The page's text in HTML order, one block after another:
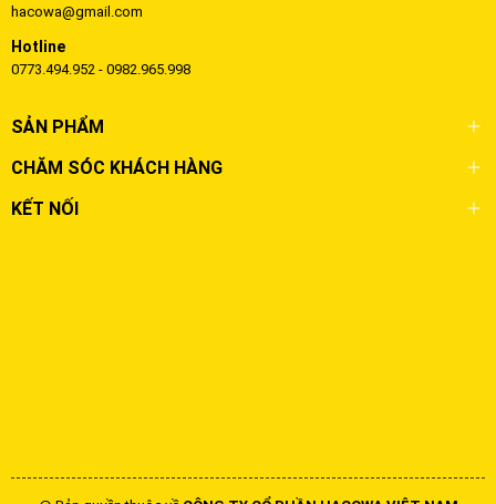
hacowa@gmail.com
Hotline
0773.494.952 - 0982.965.998
SẢN PHẨM
CHĂM SÓC KHÁCH HÀNG
KẾT NỐI